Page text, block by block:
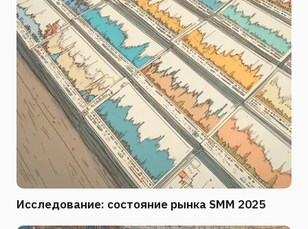
Исследование: состояние рынка SMM 2025